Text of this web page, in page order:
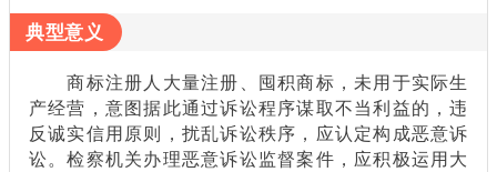
典型意义
商标注册人大量注册、囤积商标，未用于实际生
产经营，意图据此通过诉讼程序谋取不当利益的，违
反诚实信用原则，扰乱诉讼秩序，应认定构成恶意诉
讼。检察机关办理恶意诉讼监督案件，应积极运用大